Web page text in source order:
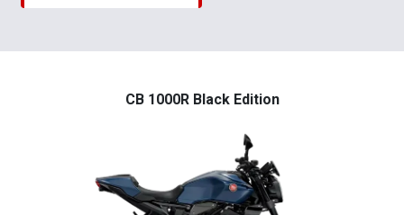
CB 1000R Black Edition